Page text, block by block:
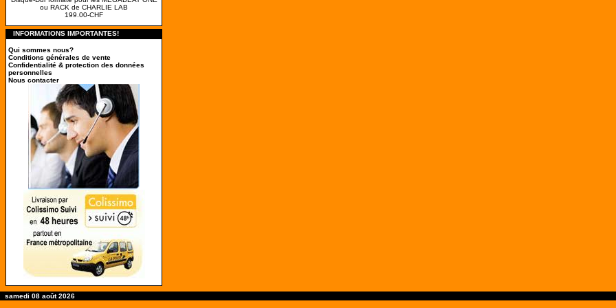
ou RACK de CHARLIE LAB
199.00-CHF
INFORMATIONS IMPORTANTES!
Qui sommes nous?
Conditions générales de vente
Confidentialité & protection des données
personnelles
Nous contacter
samedi 08 août 2026